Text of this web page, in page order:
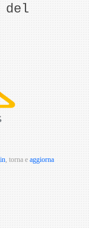
, torna e aggiorna